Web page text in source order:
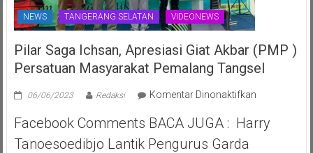
NEWS TANGERANG SELATAN VIDEONEWS
Pilar Saga Ichsan, Apresiasi Giat Akbar (PMP )
Persatuan Masyarakat Pemalang Tangsel
06/06/2023 Redaksi Komentar Dinonaktifkanpada
Saga
Facebook Comments BACA JUGA : Harry
Tanoesoedibjo Lantik Pengurus Garda